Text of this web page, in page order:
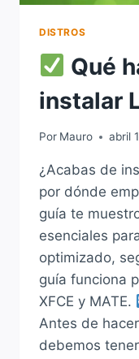
DISTROS
Qué
instalar
Por Mauro abril
¿Acabas de
por dónde
guía te
esenciales
optimizado,
guía funciona
XFCE y MATE.
Antes de
debemos